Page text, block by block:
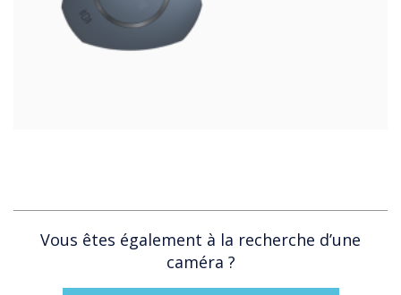
Vous êtes également à la recherche d’une
caméra ?